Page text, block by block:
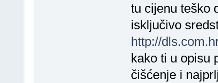
tu cijenu teško
isključivo
http://
kako ti u opisu
čišćenje i